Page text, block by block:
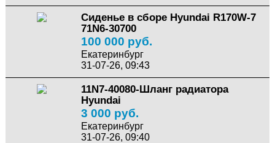
Сиденье в сборе Hyundai R170W-7
71N6-30700
100 000 руб.
Екатеринбург
31-07-26, 09:43
11N7-40080-Шланг радиатора
Hyundai
3 000 руб.
Екатеринбург
31-07-26, 09:40